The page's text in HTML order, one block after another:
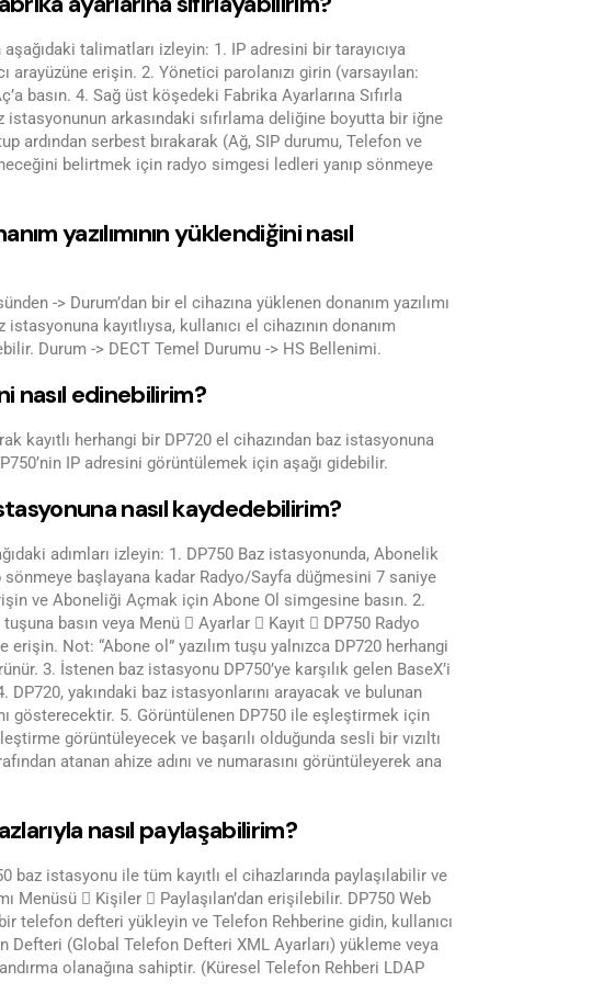
talimatları izleyin: 1. IP adresini bir tarayıcıya
arayüzüne erişin. 2. Yönetici parolanızı girin (varsayılan:
basın. 4. Sağ üst köşedeki Fabrika Ayarlarına Sıfırla
istasyonunun arkasındaki sıfırlama deliğine boyutta bir iğne
ardından serbest bırakarak (Ağ, SIP durumu, Telefon ve
belirtmek için radyo simgesi ledleri yanıp sönmeye
yazılımının yüklendiğini nasıl
-> Durum’dan bir el cihazına yüklenen donanım yazılımı
kayıtlıysa, kullanıcı el cihazının donanım
Durum -> DECT Temel Durumu -> HS Bellenimi.
nasıl edinebilirim?
kayıtlı herhangi bir DP720 el cihazından baz istasyonuna
IP adresini görüntülemek için aşağı gidebilir.
nasıl kaydedebilirim?
adımları izleyin: 1. DP750 Baz istasyonunda, Abonelik
başlayana kadar Radyo/Sayfa düğmesini 7 saniye
ve Aboneliği Açmak için Abone Ol simgesine basın. 2.
basın veya Menü  Ayarlar  Kayıt  DP750 Radyo
Not: “Abone ol” yazılım tuşu yalnızca DP720 herhangi
3. İstenen baz istasyonu DP750’ye karşılık gelen BaseX’i
DP720, yakındaki baz istasyonlarını arayacak ve bulunan
gösterecektir. 5. Görüntülenen DP750 ile eşleştirmek için
görüntüleyecek ve başarılı olduğunda sesli bir vızıltı
atanan ahize adını ve numarasını görüntüleyerek ana
nasıl paylaşabilirim?
baz istasyonu ile tüm kayıtlı el cihazlarında paylaşılabilir ve
Menüsü  Kişiler  Paylaşılan’dan erişilebilir. DP750 Web
telefon defteri yükleyin ve Telefon Rehberine gidin, kullanıcı
(Global Telefon Defteri XML Ayarları) yükleme veya
olanağına sahiptir. (Küresel Telefon Rehberi LDAP